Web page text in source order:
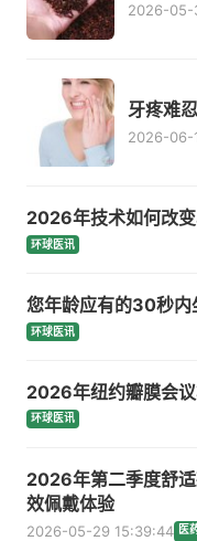
2026-05-
牙疼难
2026-06-
2026年技术如何改
环球医讯
您年龄应有的30秒内
环球医讯
2026年纽约瓣膜会
环球医讯
2026年第二季度舒
效佩戴体验
2026-05-29 15:39:44 医